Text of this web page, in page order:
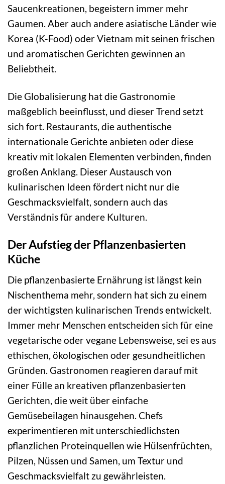
Saucenkreationen, begeistern immer mehr
Gaumen. Aber auch andere asiatische Länder wie
Korea (K-Food) oder Vietnam mit seinen frischen
und aromatischen Gerichten gewinnen an
Beliebtheit.
Die Globalisierung hat die Gastronomie
maßgeblich beeinflusst, und dieser Trend setzt
sich fort. Restaurants, die authentische
internationale Gerichte anbieten oder diese
kreativ mit lokalen Elementen verbinden, finden
großen Anklang. Dieser Austausch von
kulinarischen Ideen fördert nicht nur die
Geschmacksvielfalt, sondern auch das
Verständnis für andere Kulturen.
Der Aufstieg der Pflanzenbasierten
Küche
Die pflanzenbasierte Ernährung ist längst kein
Nischenthema mehr, sondern hat sich zu einem
der wichtigsten kulinarischen Trends entwickelt.
Immer mehr Menschen entscheiden sich für eine
vegetarische oder vegane Lebensweise, sei es aus
ethischen, ökologischen oder gesundheitlichen
Gründen. Gastronomen reagieren darauf mit
einer Fülle an kreativen pflanzenbasierten
Gerichten, die weit über einfache
Gemüsebeilagen hinausgehen. Chefs
experimentieren mit unterschiedlichsten
pflanzlichen Proteinquellen wie Hülsenfrüchten,
Pilzen, Nüssen und Samen, um Textur und
Geschmacksvielfalt zu gewährleisten.